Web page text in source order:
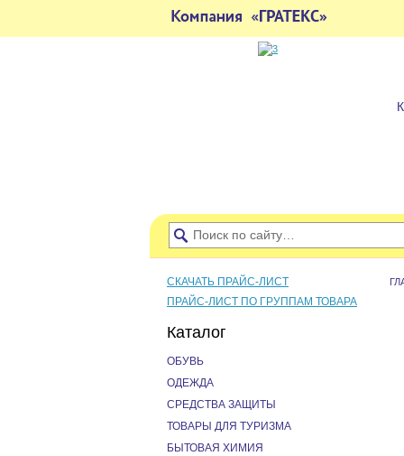
СКАЧАТЬ ПРАЙС-ЛИСТ
ПРАЙС-ЛИСТ ПО ГРУППАМ ТОВАРА
Каталог
ОБУВЬ
ОДЕЖДА
СРЕДСТВА ЗАЩИТЫ
ТОВАРЫ ДЛЯ ТУРИЗМА
БЫТОВАЯ ХИМИЯ